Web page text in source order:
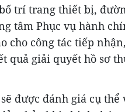
trí trang thiết bị,
tâm Phục vụ hành
cho công tác tiếp
quả giải quyết hồ sơ
được đánh giá cụ thể